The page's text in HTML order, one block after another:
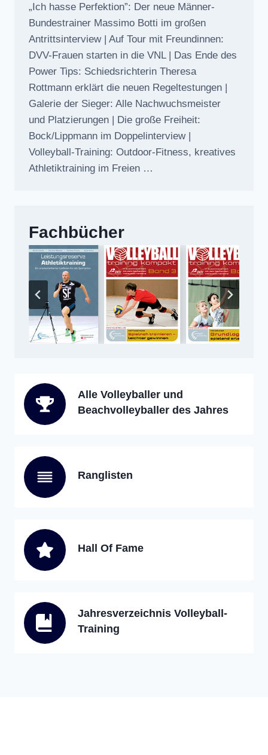
„Ich hasse Perfektion”: Der neue Männer-
Bundestrainer Massimo Botti im großen
Antrittsinterview | Auf Tour mit Freundinnen:
DVV-Frauen starten in die VNL | Das Ende des
Power Tips: Schiedsrichterin Theresa
Rottmann erklärt die neuen Regeltestungen |
Galerie der Sieger: Alle Nachwuchsmeister
und Platzierungen | Die große Freiheit:
Bock/Lippmann im Doppelinterview |
Volleyball-Training: Outdoor-Fitness, kreatives
Athletiktraining im Freien …
Fachbücher
Alle Volleyballer und
Beachvolleyballer des Jahres
Ranglisten
Hall Of Fame
Jahresverzeichnis Volleyball-
Training